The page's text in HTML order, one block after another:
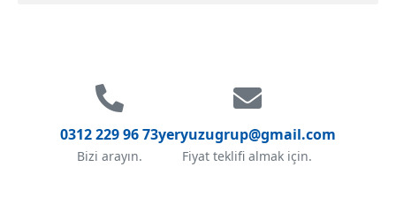
0312 229 96 73
Bizi arayın.
yeryuzugrup@gmail.com
Fiyat teklifi almak için.